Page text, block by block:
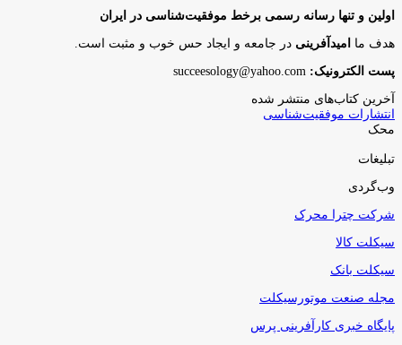
اولین و تنها رسانه رسمی برخط موفقیت‌شناسی در ایران
هدف ما امیدآفرینی در جامعه و ایجاد حس خوب و مثبت است.
پست الکترونیک:
آخرین کتاب‌های منتشر شده
انتشارات موفقیت‌شناسی
محک
تبلیغات
وب‌گردی
شرکت چترا محرک
سیکلت کالا
سیکلت بانک
مجله صنعت موتورسیکلت
پایگاه خبری کارآفرینی پرس